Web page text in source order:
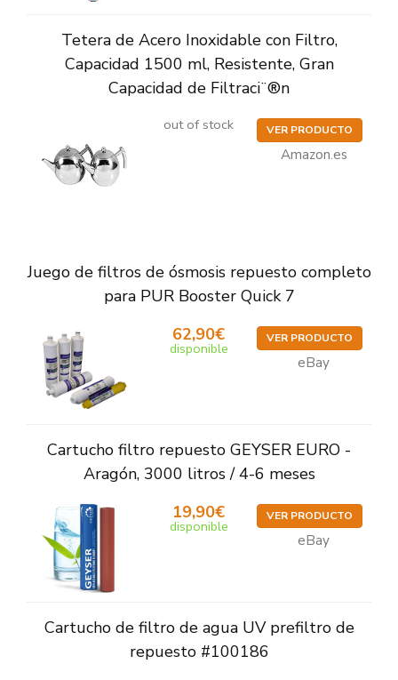
Tetera de Acero Inoxidable con Filtro,
Capacidad 1500 ml, Resistente, Gran
Capacidad de Filtraci¨®n
out of stock VER PRODUCTO
Amazon.es
Juego de filtros de ósmosis repuesto completo
para PUR Booster Quick 7
62,90€
disponible
VER PRODUCTO
eBay
Cartucho filtro repuesto GEYSER EURO -
Aragón, 3000 litros / 4-6 meses
19,90€
disponible
VER PRODUCTO
eBay
Cartucho de filtro de agua UV prefiltro de
repuesto #100186